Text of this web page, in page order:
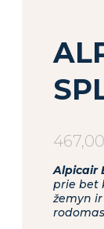
467,00
Alpicair
prie bet
žemyn